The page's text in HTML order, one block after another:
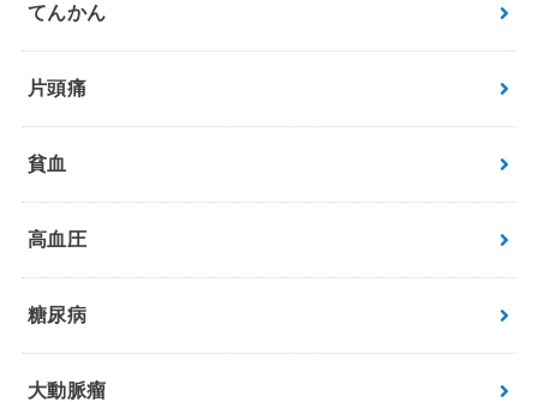
てんかん
片頭痛
貧血
高血圧
糖尿病
大動脈瘤